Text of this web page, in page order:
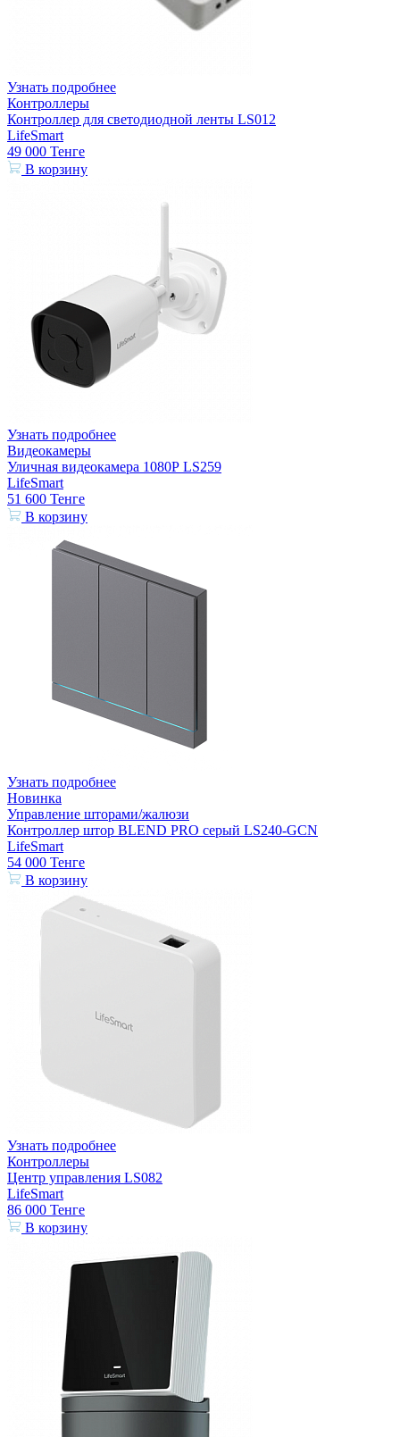
Узнать подробнее
Контроллеры
Контроллер для светодиодной ленты LS012
LifeSmart
49 000 Тенге
В корзину
Узнать подробнее
Видеокамеры
Уличная видеокамера 1080Р LS259
LifeSmart
51 600 Тенге
В корзину
Узнать подробнее
Новинка
Управление шторами/жалюзи
Контроллер штор BLEND PRO серый LS240-GCN
LifeSmart
54 000 Тенге
В корзину
Узнать подробнее
Контроллеры
Центр управления LS082
LifeSmart
86 000 Тенге
В корзину